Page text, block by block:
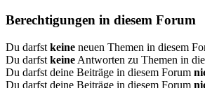
Berechtigungen in diesem Forum
Du darfst keine neuen Themen in diesem
Du darfst keine Antworten zu Themen in
Du darfst deine Beiträge in diesem Forum
Du darfst deine Beiträge in diesem Forum